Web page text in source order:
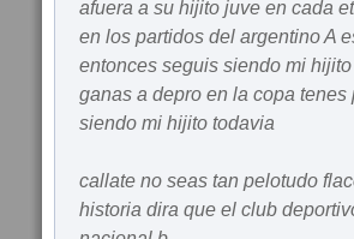
afuera a su hijito juve en cada
en los partidos del argentino A
entonces seguis siendo mi
ganas a depro en la copa
siendo mi hijito todavia
callate no seas tan pelotudo
historia dira que el club